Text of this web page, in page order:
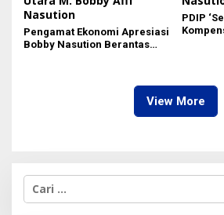
Pengamat Ekonomi Apresiasi
Bobby Nasution Berantas
PDIP
View More
C